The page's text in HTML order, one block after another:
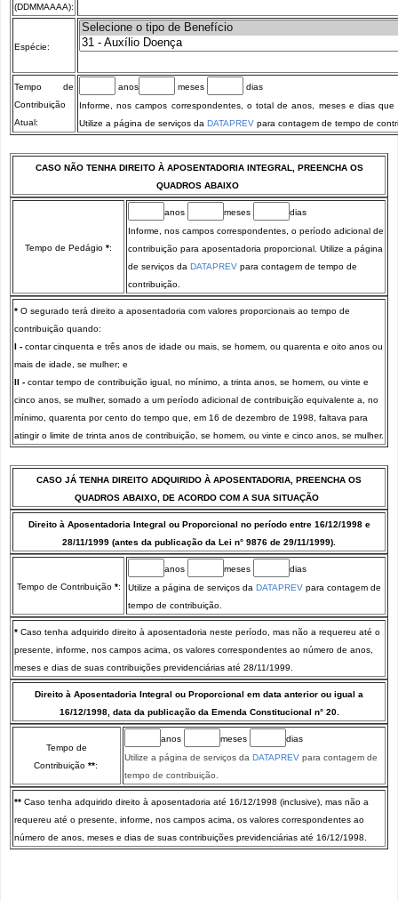
(DDMMAAAA):
Espécie:
Tempo de
Contribuição
Atual:
anos meses
dias
Informe, nos campos correspondentes, o total de anos, meses e dias que
Utilize a página de serviços da DATAPREV para contagem de tempo de
CASO NÃO TENHA DIREITO À APOSENTADORIA INTEGRAL, PREENCHA OS
QUADROS ABAIXO
Tempo de Pedágio *:
anos meses
dias
Informe, nos campos correspondentes, o período adicional de
contribuição para aposentadoria proporcional. Utilize a página
de serviços da DATAPREV para contagem de tempo de
contribuição.
* O segurado terá direito a aposentadoria com valores proporcionais ao tempo de
contribuição quando:
I - contar cinquenta e três anos de idade ou mais, se homem, ou quarenta e oito anos ou
mais de idade, se mulher; e
II - contar tempo de contribuição igual, no mínimo, a trinta anos, se homem, ou vinte e
cinco anos, se mulher, somado a um período adicional de contribuição equivalente a, no
mínimo, quarenta por cento do tempo que, em 16 de dezembro de 1998, faltava para
atingir o limite de trinta anos de contribuição, se homem, ou vinte e cinco anos, se mulher.
CASO JÁ TENHA DIREITO ADQUIRIDO À APOSENTADORIA, PREENCHA OS
QUADROS ABAIXO, DE ACORDO COM A SUA SITUAÇÃO
Direito à Aposentadoria Integral ou Proporcional no período entre 16/12/1998 e
28/11/1999 (antes da publicação da Lei n° 9876 de 29/11/1999).
Tempo de Contribuição *:
anos meses
dias
Utilize a página de serviços da DATAPREV para contagem de
tempo de contribuição.
* Caso tenha adquirido direito à aposentadoria neste período, mas não a requereu até o
presente, informe, nos campos acima, os valores correspondentes ao número de anos,
meses e dias de suas contribuições previdenciárias até 28/11/1999.
Direito à Aposentadoria Integral ou Proporcional em data anterior ou igual a
16/12/1998, data da publicação da Emenda Constitucional n° 20.
Tempo de
Contribuição **:
anos meses
dias
Utilize a página de serviços da DATAPREV para contagem de
tempo de contribuição.
** Caso tenha adquirido direito à aposentadoria até 16/12/1998 (inclusive), mas não a
requereu até o presente, informe, nos campos acima, os valores correspondentes ao
número de anos, meses e dias de suas contribuições previdenciárias até 16/12/1998.